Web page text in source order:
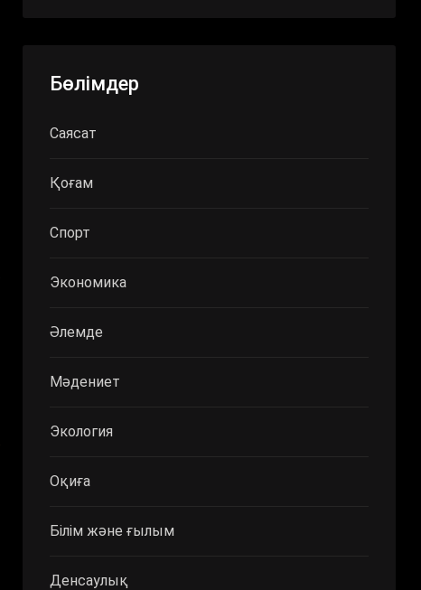
Бөлімдер
Саясат
Қоғам
Спорт
Экономика
Әлемде
Мәдениет
Экология
Оқиға
Білім және ғылым
Денсаулық